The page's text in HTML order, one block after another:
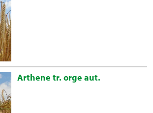
Arthene tr. orge aut.